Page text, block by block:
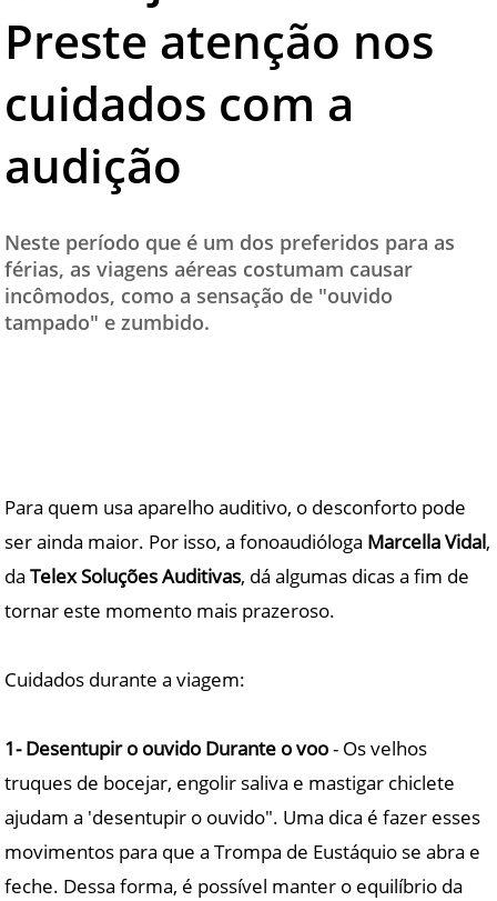
TESTADO E APROVADO
ÚLTIMAS NOTÍCIAS
PARCEIROS
Preste atenção nos
cuidados com a
audição
Neste período que é um dos preferidos para as
férias, as viagens aéreas costumam causar
incômodos, como a sensação de "ouvido
tampado" e zumbido.
Para quem usa aparelho auditivo, o desconforto pode
ser ainda maior. Por isso, a fonoaudióloga Marcella Vidal,
daTelex Soluções Auditivas, dá algumas dicas a fim de
tornar este momento mais prazeroso.
Cuidados durante a viagem:
1- Desentupir o ouvido Durante o voo- Os velhos
truques de bocejar, engolir saliva e mastigar chiclete
ajudam a 'desentupir o ouvido". Uma dica é fazer esses
movimentos para que a Trompa de Eustáquio se abra e
feche. Dessa forma, é possível manter o equilíbrio da